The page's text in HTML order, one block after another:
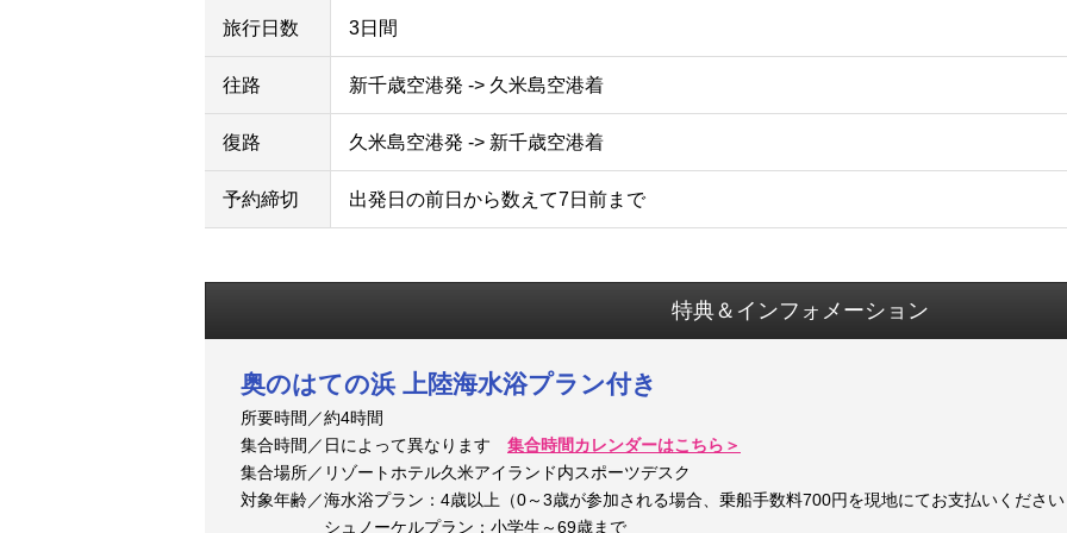
旅行日数 3日間
往路 新千歳空港発 -> 久米島空港着
復路 久米島空港発 -> 新千歳空港着
予約締切 出発日の前日から数えて7日前まで
特典＆インフォメーション
奥のはての浜 上陸海水浴プラン付き
所要時間／約4時間
集合時間／日によって異なります 集合時間カレンダーはこちら＞
集合場所／リゾートホテル久米アイランド内スポーツデスク
対象年齢／海水浴プラン：4歳以上（0～3歳が参加される場合、乗船手数料700円を現地にてお支払いくださ
シュノーケルプラン：小学生～69歳まで